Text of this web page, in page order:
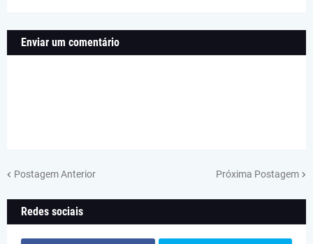
Enviar um comentário
Postagem Anterior Próxima Postagem
Redes sociais